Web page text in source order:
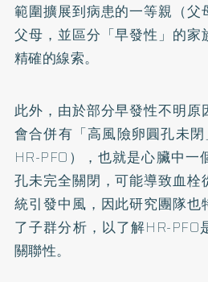
範圍擴展到病患的一等親（
父母，並區分「早發性」的家
精確的線索。
此外，由於部分早發性不明
會合併有「高風險卵圓孔未閉
HR-PFO），也就是心臟中
孔未完全關閉，可能導致血
統引發中風，因此研究團隊
了子群分析，以了解HR-PFO
關聯性。